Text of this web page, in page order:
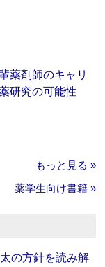
薬剤師のキャリ
研究の可能性
もっと見る »
薬学生向け書籍 »
の方針を読み解